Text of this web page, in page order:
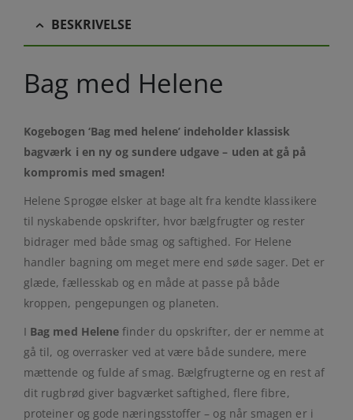
BESKRIVELSE
Bag med Helene
Kogebogen ‘Bag med helene’ indeholder klassisk
bagværk i en ny og sundere udgave – uden at gå på
kompromis med smagen!
Helene Sprogøe elsker at bage alt fra kendte klassikere
til nyskabende opskrifter, hvor bælgfrugter og rester
bidrager med både smag og saftighed. For Helene
handler bagning om meget mere end søde sager. Det er
glæde, fællesskab og en måde at passe på både
kroppen, pengepungen og planeten.
I Bag med Helene finder du opskrifter, der er nemme at
gå til, og overrasker ved at være både sundere, mere
mættende og fulde af smag. Bælgfrugterne og en rest af
dit rugbrød giver bagværket saftighed, flere fibre,
proteiner og gode næringsstoffer – og når smagen er i